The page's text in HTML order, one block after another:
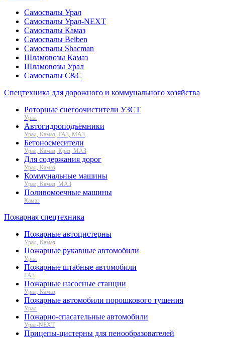
Самосвалы Урал
Самосвалы Урал-NEXT
Самосвалы Камаз
Самосвалы Beiben
Самосвалы Shacman
Шламовозы Камаз
Шламовозы Урал
Самосвалы C&C
Спецтехника для дорожного и коммунального хозяйства
Роторные снегоочистители УЗСТ
Урал
Автогидроподъёмники
Урал, Камаз, ГАЗ, МАЗ
Бетоносмесители
Урал, Камаз, Краз, МАЗ
Для содержания дорог
Урал, Камаз
Коммунальные машины
Урал, Камаз, МАЗ
Поливомоечные машины
Камаз
Пожарная спецтехника
Пожарные автоцистерны
Урал, Камаз
Пожарные рукавные автомобили
Урал
Пожарные штабные автомобили
ГАЗ
Пожарные насосные станции
Урал, Камаз
Пожарные автомобили порошкового тушения
Урал
Пожарно-спасательные автомобили
Урал-NEXT
Прицепы-цистерны для пенообразователей